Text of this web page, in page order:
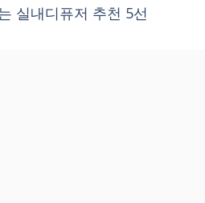
실내디퓨저 추천 5선